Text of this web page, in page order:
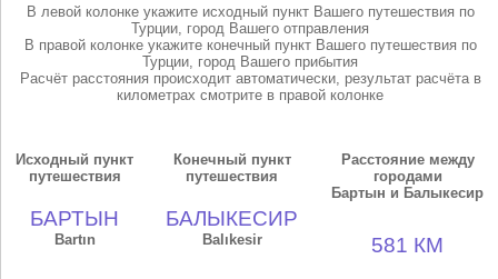
В левой колонке укажите исходный пункт Вашего путешествия по
Турции, город Вашего отправления
В правой колонке укажите конечный пункт Вашего путешествия по
Турции, город Вашего прибытия
Расчёт расстояния происходит автоматически, результат расчёта в
километрах смотрите в правой колонке
Исходный пункт
путешествия
БАРТЫН
Bartın
Конечный пункт
путешествия
БАЛЫКЕСИР
Balıkesir
Расстояние между
городами
Бартын и Балыкесир
581 КМ